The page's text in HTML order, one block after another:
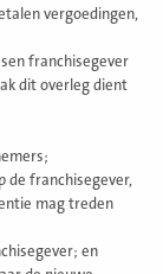
vergoedingen,
franchisegever
dit overleg dient
de franchisegever,
mag treden
en